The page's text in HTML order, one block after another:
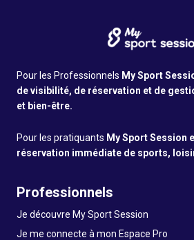
Pour les Professionnels My Sport
de visibilité, de réservation et de
et bien-être.
Pour les pratiquants My Sport Session
réservation immédiate de sports,
Professionnels
Je découvre My Sport Session
Je me connecte à mon Espace Pro